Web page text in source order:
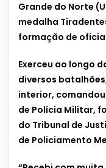
Grande do Norte
medalha
formação de
Exerceu ao longo
diversos
interior,
de Polícia Militar,
do Tribunal de
de Policiamento